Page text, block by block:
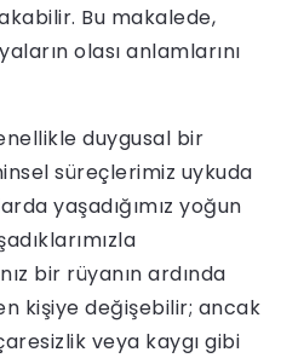
Bu makalede,
olası anlamlarını
duygusal bir
süreçlerimiz uykuda
yaşadığımız yoğun
bir rüyanın ardında
kişiye değişebilir; ancak
veya kaygı gibi